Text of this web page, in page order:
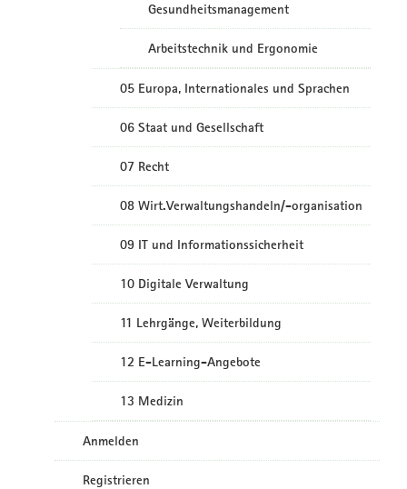
Gesundheitsmanagement
Arbeitstechnik und Ergonomie
05 Europa, Internationales und Sprachen
06 Staat und Gesellschaft
07 Recht
08 Wirt.Verwaltungshandeln/-organisation
09 IT und Informationssicherheit
10 Digitale Verwaltung
11 Lehrgänge, Weiterbildung
12 E-Learning-Angebote
13 Medizin
Anmelden
Registrieren